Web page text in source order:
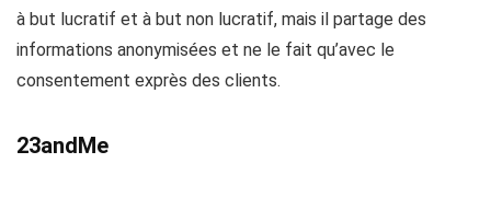
à but lucratif et à but non lucratif, mais il partage des
informations anonymisées et ne le fait qu’avec le
consentement exprès des clients.
23andMe